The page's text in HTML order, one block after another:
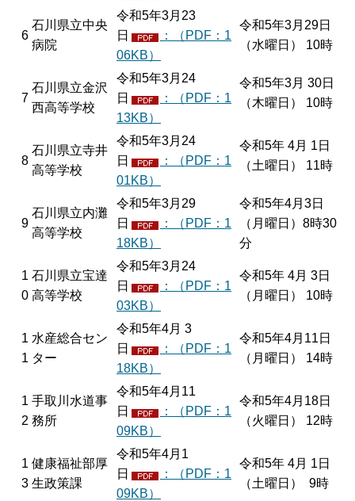
6
石川県立中央
病院
令和5年3月23
日
：（PDF：1
06KB）
令和5年3月29日
（水曜日） 10時
7
石川県立金沢
西高等学校
令和5年3月24
日
：（PDF：1
13KB）
令和5年3月 30日
（木曜日） 10時
8
石川県立寺井
高等学校
令和5年3月24
日
：（PDF：1
01KB）
令和5年 4月 1日
（土曜日） 11時
9
石川県立内灘
高等学校
令和5年3月29
日
：（PDF：1
18KB）
令和5年4月3日
（月曜日）8時30
分
1
0
石川県立宝達
高等学校
令和5年3月24
日
：（PDF：1
03KB）
令和5年 4月 3日
（月曜日） 10時
1
1
水産総合セン
ター
令和5年4月 3
日
：（PDF：1
18KB）
令和5年4月11日
（月曜日） 14時
1
2
手取川水道事
務所
令和5年4月11
日
：（PDF：1
09KB）
令和5年4月18日
（火曜日） 12時
1
3
健康福祉部厚
生政策課
令和5年4月1
日
：（PDF：1
09KB）
令和5年 4月 1日
（土曜日） 9時